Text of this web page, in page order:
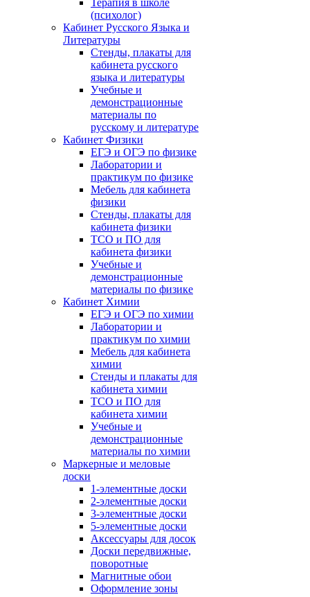
Терапия в школе
(психолог)
Кабинет Русского Языка и
Литературы
Стенды, плакаты для
кабинета русского
языка и литературы
Учебные и
демонстрационные
материалы по
русскому и литературе
Кабинет Физики
ЕГЭ и ОГЭ по физике
Лаборатории и
практикум по физике
Мебель для кабинета
физики
Стенды, плакаты для
кабинета физики
ТСО и ПО для
кабинета физики
Учебные и
демонстрационные
материалы по физике
Кабинет Химии
ЕГЭ и ОГЭ по химии
Лаборатории и
практикум по химии
Мебель для кабинета
химии
Стенды и плакаты для
кабинета химии
ТСО и ПО для
кабинета химии
Учебные и
демонстрационные
материалы по химии
Маркерные и меловые
доски
1-элементные доски
2-элементные доски
3-элементные доски
5-элементные доски
Аксессуары для досок
Доски передвижные,
поворотные
Магнитные обои
Оформление зоны